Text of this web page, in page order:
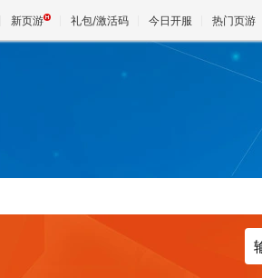
新页游 礼包/激活码 今日开服 热门页游
天堂
王权与